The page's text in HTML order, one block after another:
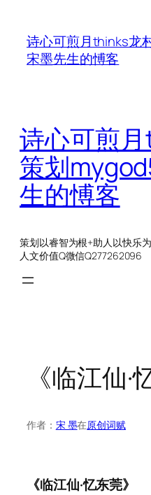
诗心可煎月thinks龙
宋墨先生的愽客
诗心可煎
策划
生的愽客
策划以睿智为根+助人以快乐
人文价值Q微信Q277262096
《临江仙·
作者： 宋 墨在原创词赋
《临江仙·忆东莞》